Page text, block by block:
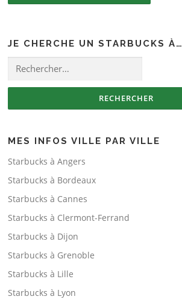
JE CHERCHE UN STARBUCKS À…
Rechercher :
MES INFOS VILLE PAR VILLE
Starbucks à Angers
Starbucks à Bordeaux
Starbucks à Cannes
Starbucks à Clermont-Ferrand
Starbucks à Dijon
Starbucks à Grenoble
Starbucks à Lille
Starbucks à Lyon